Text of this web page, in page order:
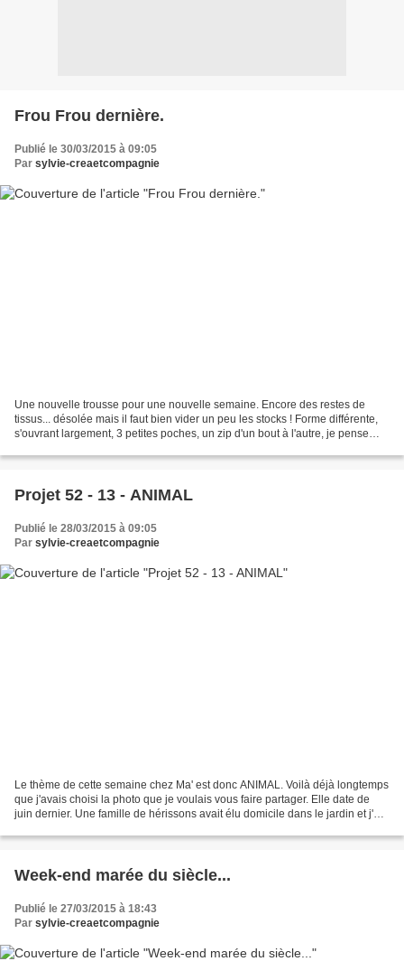
Frou Frou dernière.
Publié le 30/03/2015 à 09:05
Par sylvie-creaetcompagnie
Une nouvelle trousse pour une nouvelle semaine. Encore des restes de
tissus... désolée mais il faut bien vider un peu les stocks ! Forme différente,
s'ouvrant largement, 3 petites poches, un zip d'un bout à l'autre, je pense
Projet 52 - 13 - ANIMAL
Publié le 28/03/2015 à 09:05
Par sylvie-creaetcompagnie
Le thème de cette semaine chez Ma' est donc ANIMAL. Voilà déjà longtemps
que j'avais choisi la photo que je voulais vous faire partager. Elle date de
juin dernier. Une famille de hérissons avait élu domicile dans le jardin et j'ai
Week-end marée du siècle...
Publié le 27/03/2015 à 18:43
Par sylvie-creaetcompagnie